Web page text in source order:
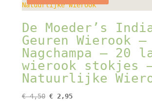
De Moeder’s
Geuren Wierook –
Nagchampa – 20
wierook stokjes –
Natuurlijke
€4,50 Oorspronkelijke
€2,95Huidige